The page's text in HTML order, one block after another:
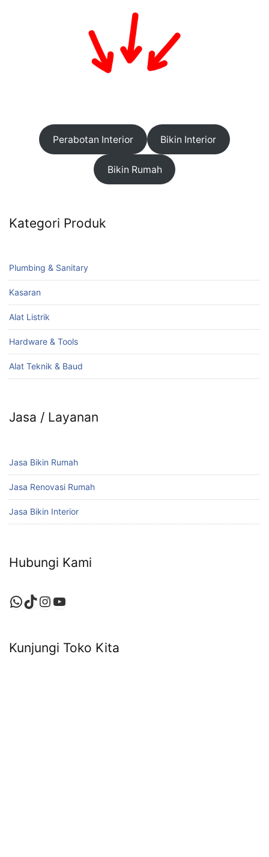
Perabotan Interior Bikin Interior
Bikin Rumah
Kategori Produk
Plumbing & Sanitary
Kasaran
Alat Listrik
Hardware & Tools
Alat Teknik & Baud
Jasa / Layanan
Jasa Bikin Rumah
Jasa Renovasi Rumah
Jasa Bikin Interior
Hubungi Kami
WhatsApp
TikTok
Instagram
YouTube
Kunjungi Toko Kita